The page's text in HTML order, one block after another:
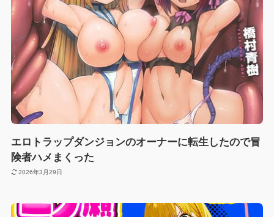
エロトラップダンジョンのオーナーに転生したので冒
険者ハメまくった
2026年3月29日